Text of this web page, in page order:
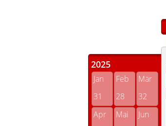
2025
Jan Feb
Mär
31
28
32
Apr
Mai
Jun